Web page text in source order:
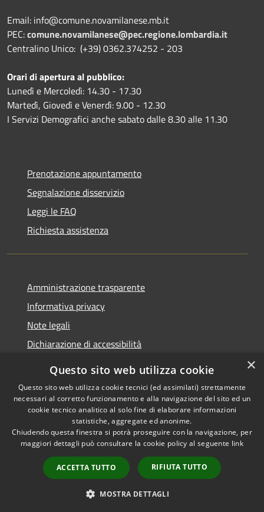
Email: info@comune.novamilanese.mb.it
PEC:comune.novamilanese@pec.regione.lombardia.it
Centralino Unico: (+39) 0362.374252 - 203
Orari di apertura al pubblico:
Lunedì e Mercoledì: 14.30 - 17.30
Martedì, Giovedì e Venerdì: 9.00 - 12.30
I Servizi Demografici anche sabato dalle 8.30 alle 11.30
Prenotazione appuntamento
Segnalazione disservizio
Leggi le FAQ
Richiesta assistenza
Amministrazione trasparente
Informativa privacy
Note legali
Dichiarazione di accessibilità
RSS
Privacy
Cookie
Mappa del sito
Extranet
Copyright © 2026 • Comune di
Nova Milanese • Powered by
Municipium•Accesso
redazione
×
Questo sito web utilizza cookie
Questo sito web utilizza cookie tecnici (ed assimilati) strettamente
necessari al corretto funzionamento e alla navigazione del sito ed un
cookie tecnico analitico al solo fine di elaborare informazioni
statistiche, aggregate ed anonime.
Chiudendo questa finestra si potrà proseguire con la navigazione, per
maggiori dettagli può consultare la cookie policy al seguente link
ACCETTA TUTTO RIFIUTA TUTTO
MOSTRA DETTAGLI